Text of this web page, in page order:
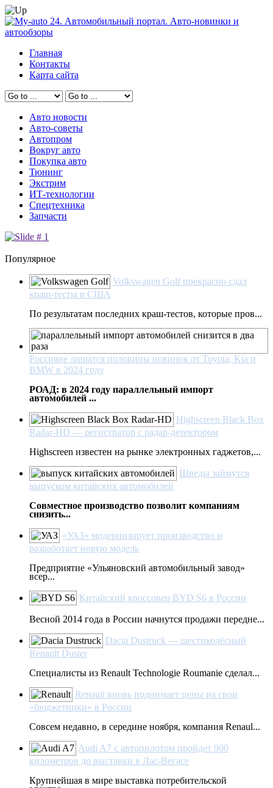
Главная
Контакты
Карта сайта
Авто новости
Авто-советы
Автопром
Вокруг авто
Покупка авто
Тюнинг
Экстрим
ИТ-технологии
Спецтехника
Запчасти
Популярное
Volkswagen Golf прекрасно сдал
краш-тесты в США
По результатам последних краш-тестов, которые пров...
Россияне лишатся половины новинок от Toyota, Kia и
BMW в 2024 году
РОАД: в 2024 году параллельный импорт
автомобилей ...
Highscreen Black Box
Radar-HD — регистратор с радар-детектором
Highscreen известен на рынке электронных гаджетов,...
Шведы займутся
выпуском китайских автомобилей
Совместное производство позволит компаниям
снизить...
«УАЗ» модернизирует производство и
разработает новую модель
Предприятие «Ульяновский автомобильный завод»
всер...
Китайский кроссовер BYD S6 в России
Весной 2014 года в России начнутся продажи передне...
Dacia Dustruck — шестиколёсный
Renault Duster
Специалисты из Renault Technologie Roumanie сделал...
Renault вновь поднимает цены на свои
«бюджетники» в России
Совсем недавно, в середине ноября, компания Renaul...
Audi A7 с автопилотом пройдет 900
километров до выставки в Лас-Вегасе
Крупнейшая в мире выставка потребительской